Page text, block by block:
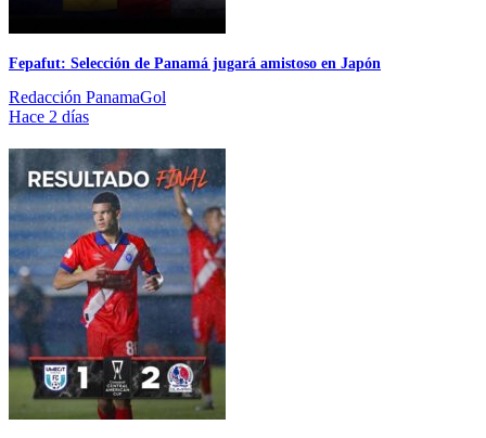
Fepafut: Selección de Panamá jugará amistoso en Japón
Redacción PanamaGol
Hace 2 días